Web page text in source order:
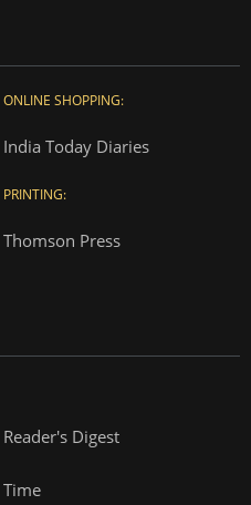
ONLINE SHOPPING:
India Today Diaries
PRINTING:
Thomson Press
Reader's Digest
Time